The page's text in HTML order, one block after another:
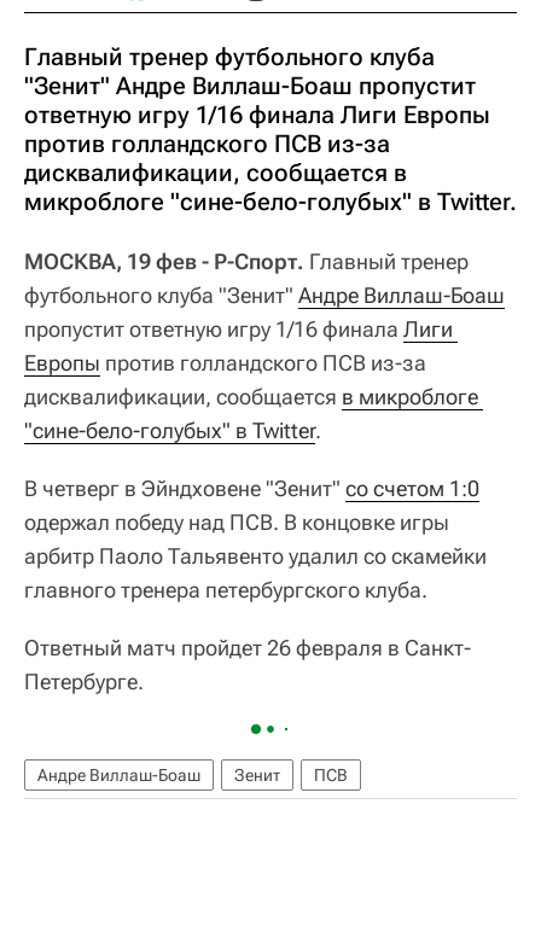
Главный тренер футбольного клуба
"Зенит" Андре Виллаш-Боаш пропустит
ответную игру 1/16 финала Лиги Европы
против голландского ПСВ из-за
дисквалификации, сообщается в
микроблоге "сине-бело-голубых" в Twitter.
МОСКВА, 19 фев - Р-Спорт. Главный тренер
футбольного клуба "Зенит" Андре Виллаш-Боаш
пропустит ответную игру 1/16 финала Лиги
Европы против голландского ПСВ из-за
дисквалификации, сообщается в микроблоге
"сине-бело-голубых" в Twitter.
В четверг в Эйндховене "Зенит" со счетом 1:0
одержал победу над ПСВ. В концовке игры
арбитр Паоло Тальявенто удалил со скамейки
главного тренера петербургского клуба.
Ответный матч пройдет 26 февраля в Санкт-
Петербурге.
Андре Виллаш-Боаш Зенит ПСВ